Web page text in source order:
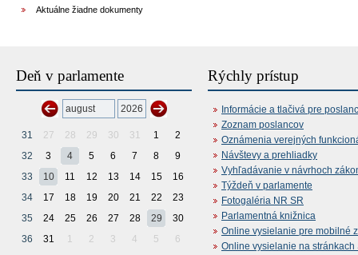
Aktuálne žiadne dokumenty
Deň v parlamente
31 27 28 29 30 31 1
2
32
3 4 5 6 7 8
9
33
10 11 12 13 14 15
16
34
17 18 19 20 21 22
23
35
24 25 26 27 28 29
30
36
31 1 2 3 4 5 6
Rýchly prístup
Informácie a tlačivá pre
Zoznam poslancov
Oznámenia verejných
Návštevy a prehliadky
Vyhľadávanie v návrhoch
Týždeň v parlamente
Fotogaléria NR SR
Parlamentná knižnica
Online vysielanie pre mobilné
Online vysielanie na stránkach